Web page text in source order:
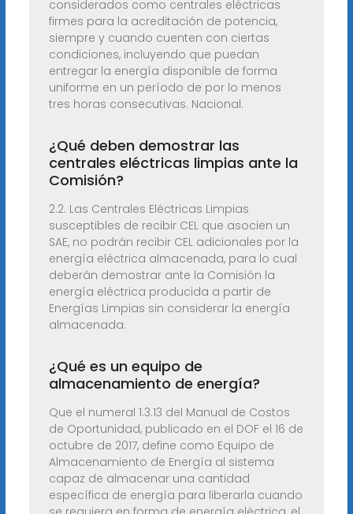
considerados como centrales eléctricas
firmes para la acreditación de potencia,
siempre y cuando cuenten con ciertas
condiciones, incluyendo que puedan
entregar la energía disponible de forma
uniforme en un período de por lo menos
tres horas consecutivas. Nacional.
¿Qué deben demostrar las
centrales eléctricas limpias ante la
Comisión?
2.2. Las Centrales Eléctricas Limpias
susceptibles de recibir CEL que asocien un
SAE, no podrán recibir CEL adicionales por la
energía eléctrica almacenada, para lo cual
deberán demostrar ante la Comisión la
energía eléctrica producida a partir de
Energías Limpias sin considerar la energía
almacenada.
¿Qué es un equipo de
almacenamiento de energía?
Que el numeral 1.3.13 del Manual de Costos
de Oportunidad, publicado en el DOF el 16 de
octubre de 2017, define como Equipo de
Almacenamiento de Energía al sistema
capaz de almacenar una cantidad
específica de energía para liberarla cuando